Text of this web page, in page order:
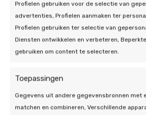
Profielen gebruiken voor de selectie van
advertenties, Profielen aanmaken ter
Profielen gebruiken ter selectie van
Diensten ontwikkelen en verbeteren,
gebruiken om content te selecteren.
Toepassingen
Gegevens uit andere gegevensbronnen met
matchen en combineren, Verschillende